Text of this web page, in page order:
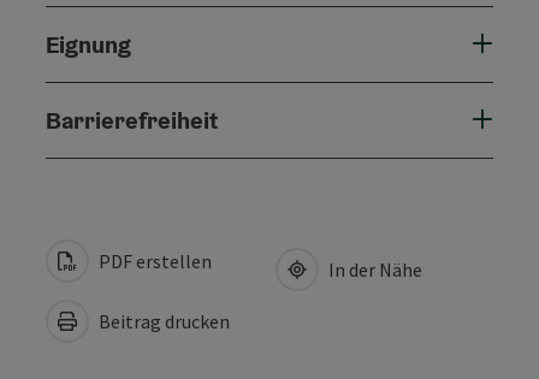
Eignung
Barrierefreiheit
PDF erstellen
Beitrag drucken
In der Nähe